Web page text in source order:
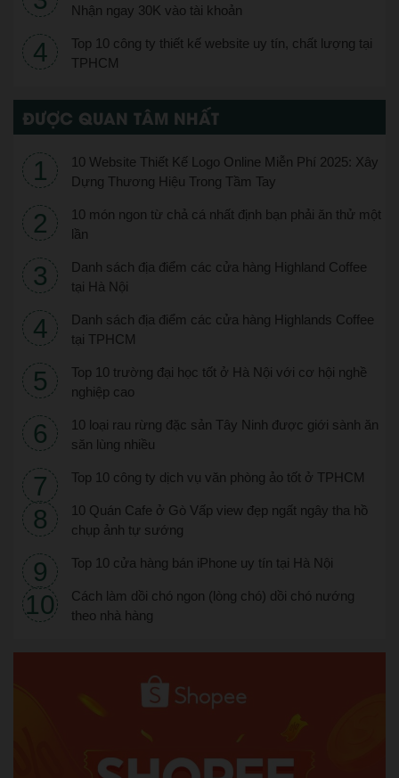
Nhận ngay 30K vào tài khoản
Top 10 công ty thiết kế website uy tín, chất lượng tại
TPHCM
ĐƯỢC QUAN TÂM NHẤT
10 Website Thiết Kế Logo Online Miễn Phí 2025: Xây
Dựng Thương Hiệu Trong Tầm Tay
10 món ngon từ chả cá nhất định bạn phải ăn thử một
lần
Danh sách địa điểm các cửa hàng Highland Coffee
tại Hà Nội
Danh sách địa điểm các cửa hàng Highlands Coffee
tại TPHCM
Top 10 trường đại học tốt ở Hà Nội với cơ hội nghề
nghiệp cao
10 loại rau rừng đặc sản Tây Ninh được giới sành ăn
săn lùng nhiều
Top 10 công ty dịch vụ văn phòng ảo tốt ở TPHCM
10 Quán Cafe ở Gò Vấp view đẹp ngất ngây tha hồ
chụp ảnh tự sướng
Top 10 cửa hàng bán iPhone uy tín tại Hà Nội
Cách làm dồi chó ngon (lòng chó) dồi chó nướng
theo nhà hàng